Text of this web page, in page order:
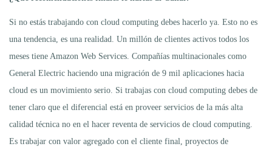
Si no estás trabajando con cloud computing debes hacerlo ya. Esto no es
una tendencia, es una realidad. Un millón de clientes activos todos los
meses tiene Amazon Web Services. Compañías multinacionales como
General Electric haciendo una migración de 9 mil aplicaciones hacia
cloud es un movimiento serio. Si trabajas con cloud computing debes de
tener claro que el diferencial está en proveer servicios de la más alta
calidad técnica no en el hacer reventa de servicios de cloud computing.
Es trabajar con valor agregado con el cliente final, proyectos de